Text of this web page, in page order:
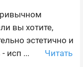
вы хотите,
эстетично и
исп ...
Читать